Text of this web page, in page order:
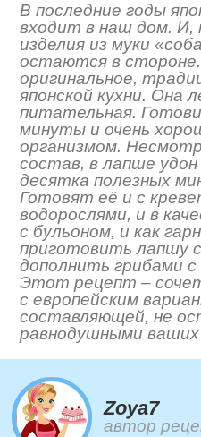
В последние годы
входит в наш дом. И,
изделия из муки
остаются в
оригинальное,
японской кухни. Она
питательная.
минуты и очень
организмом.
состав, в лапше
десятка полезных
Готовят её и с
водорослями, и в
с бульоном, и как
приготовить лапшу
дополнить грибами
Этот рецепт –
с европейским
составляющей, не
равнодушными
Zoya7
автор